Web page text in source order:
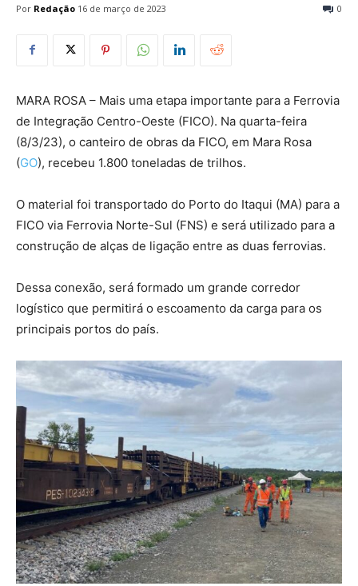
Por Redação 0
16 de março de 2023
MARA ROSA – Mais uma etapa importante para a Ferrovia
de Integração Centro-Oeste (FICO). Na quarta-feira
(8/3/23), o canteiro de obras da FICO, em Mara Rosa
(GO), recebeu 1.800 toneladas de trilhos.
O material foi transportado do Porto do Itaqui (MA) para a
FICO via Ferrovia Norte-Sul (FNS) e será utilizado para a
construção de alças de ligação entre as duas ferrovias.
Dessa conexão, será formado um grande corredor
logístico que permitirá o escoamento da carga para os
principais portos do país.